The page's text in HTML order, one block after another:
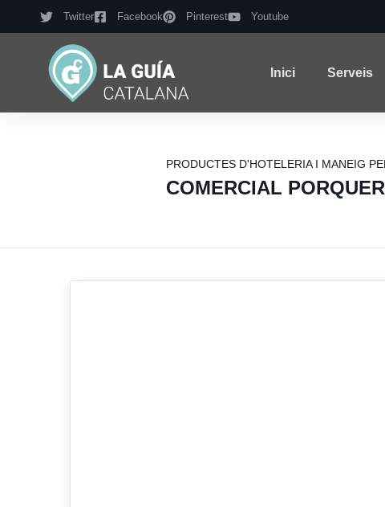
Twitter Facebook Pinterest Youtube
Inici Serveis
PRODUCTES D'HOTELERIA I MANEIG
COMERCIAL